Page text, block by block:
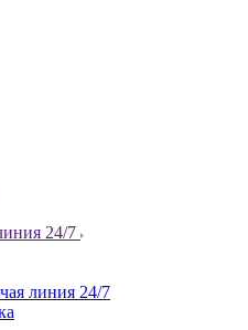
24/7
линия 24/7